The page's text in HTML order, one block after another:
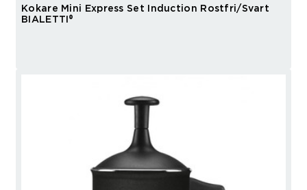
Kokare Mini Express Set Induction Rostfri/Svart
BIALETTI®